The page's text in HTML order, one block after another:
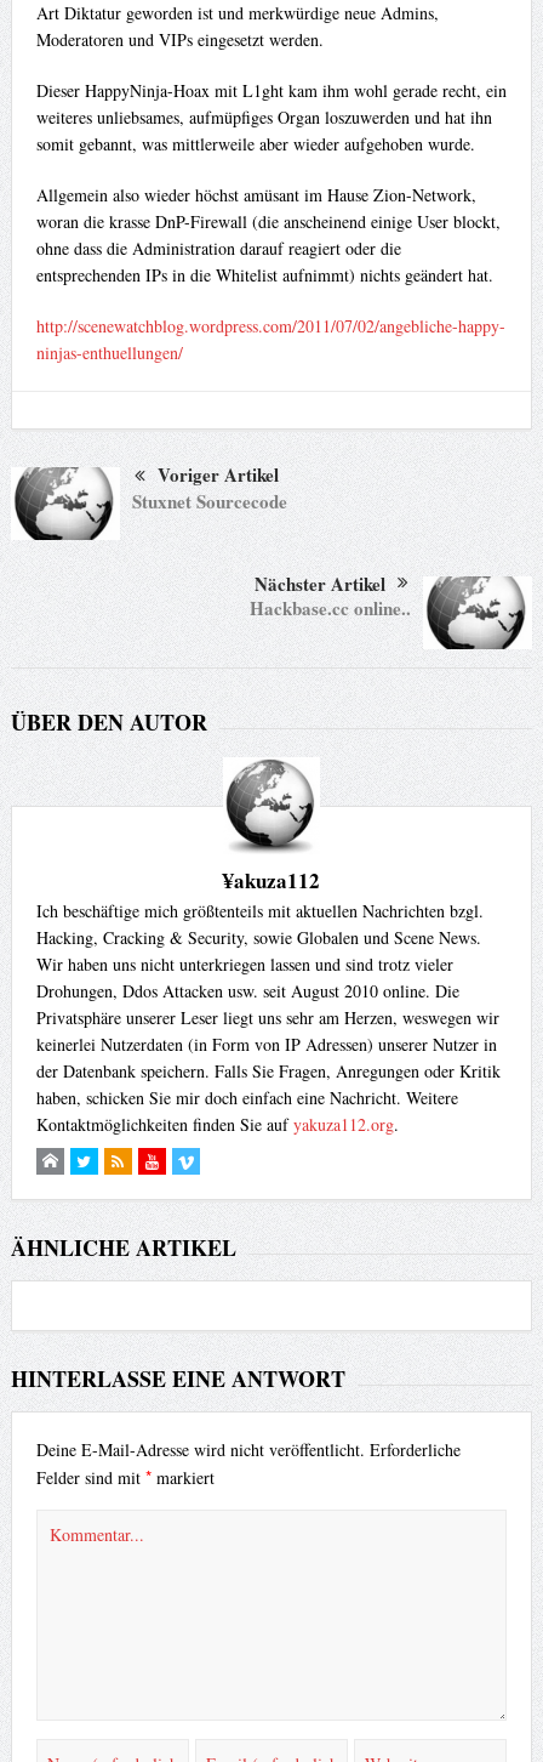
Art Diktatur geworden ist und merkwürdige neue Admins,
Moderatoren und VIPs eingesetzt werden.
Dieser HappyNinja-Hoax mit L1ght kam ihm wohl gerade recht, ein
weiteres unliebsames, aufmüpfiges Organ loszuwerden und hat ihn
somit gebannt, was mittlerweile aber wieder aufgehoben wurde.
Allgemein also wieder höchst amüsant im Hause Zion-Network,
woran die krasse DnP-Firewall (die anscheinend einige User blockt,
ohne dass die Administration darauf reagiert oder die
entsprechenden IPs in die Whitelist aufnimmt) nichts geändert hat.
http://scenewatchblog.wordpress.com/2011/07/02/angebliche-happy-
ninjas-enthuellungen/
Voriger Artikel
Stuxnet Sourcecode
Nächster Artikel
Hackbase.cc online..
ÜBER DEN AUTOR
¥akuza112
Ich beschäftige mich größtenteils mit aktuellen Nachrichten bzgl.
Hacking, Cracking & Security, sowie Globalen und Scene News.
Wir haben uns nicht unterkriegen lassen und sind trotz vieler
Drohungen, Ddos Attacken usw. seit August 2010 online. Die
Privatsphäre unserer Leser liegt uns sehr am Herzen, weswegen wir
keinerlei Nutzerdaten (in Form von IP Adressen) unserer Nutzer in
der Datenbank speichern. Falls Sie Fragen, Anregungen oder Kritik
haben, schicken Sie mir doch einfach eine Nachricht. Weitere
Kontaktmöglichkeiten finden Sie aufyakuza112.org.
ÄHNLICHE ARTIKEL
HINTERLASSE EINE ANTWORT
Deine E-Mail-Adresse wird nicht veröffentlicht. Erforderliche
Felder sind mit *markiert